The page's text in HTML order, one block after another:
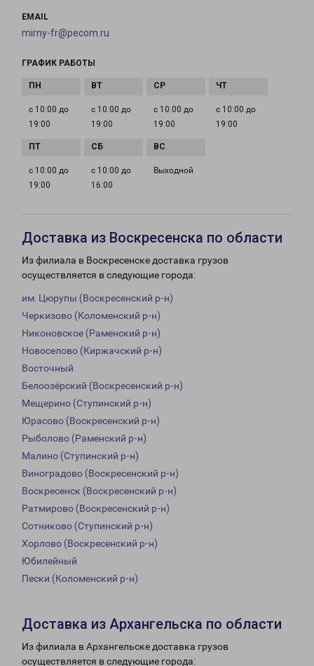
EMAIL
mirny-fr@pecom.ru
ГРАФИК РАБОТЫ
с 10:00 до
19:00
с 10:00 до
19:00
с 10:00 до
19:00
с 10:00 до
19:00
с 10:00 до
19:00
с 10:00 до
16:00
Выходной
Доставка из Воскресенска по области
Из филиала в Воскресенске доставка грузов
осуществляется в следующие города:
им. Цюрупы (Воскресенский р-н)
Черкизово (Коломенский р-н)
Никоновское (Раменский р-н)
Новоселово (Киржачский р-н)
Восточный
Белоозёрский (Воскресенский р-н)
Мещерино (Ступинский р-н)
Юрасово (Воскресенский р-н)
Рыболово (Раменский р-н)
Малино (Ступинский р-н)
Виноградово (Воскресенский р-н)
Воскресенск (Воскресенский р-н)
Ратмирово (Воскресенский р-н)
Сотниково (Ступинский р-н)
Хорлово (Воскресенский р-н)
Юбилейный
Пески (Коломенский р-н)
Доставка из Архангельска по области
Из филиала в Архангельске доставка грузов
осуществляется в следующие города: